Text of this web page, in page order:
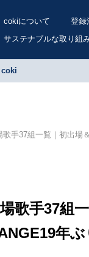
cokiについて 登録
サステナブルな取り組
coki
歌手37組一覧｜初出
場歌手37組
年ぶ